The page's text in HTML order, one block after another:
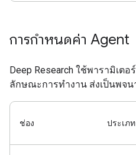
การกำหนดค่า Agent
Deep Research ใช้พารามิเตอร์
ลักษณะการทำงาน ส่งเป็นพจ
ช่อง ประเภท